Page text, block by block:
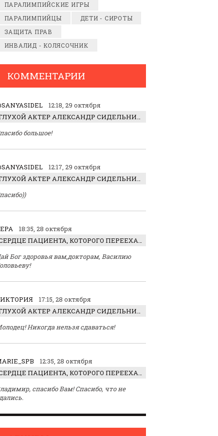
ПАРАЛИМПИЙСКИЕ ИГРЫ
ПАРАЛИМПИЙЦЫ
ДЕТИ - СИРОТЫ
ЗАЩИТА ПРАВ
ИНВАЛИД - КОЛЯСОЧНИК
КОММЕНТАРИИ
12:18, 29 октября
ГЛУХОЙ АКТЕР АЛЕКСАНДР СИДЕЛЬНИКОВ: «С НАСЛАЖДЕНИЕМ ИГРАЛ ОТРИЦАТЕЛЬНОГО ГЕРОЯ!»
большое!
12:17, 29 октября
ГЛУХОЙ АКТЕР АЛЕКСАНДР СИДЕЛЬНИКОВ: «С НАСЛАЖДЕНИЕМ ИГРАЛ ОТРИЦАТЕЛЬНОГО ГЕРОЯ!»
18:35, 28 октября
СЕРДЦЕ ПАЦИЕНТА, КОТОРОГО ПЕРЕЕХАЛ ТРАКТОР, ОБНАРУЖИЛИ… В ЖИВОТЕ
Бог здоровья вам,докторам, Василию
17:15, 28 октября
ГЛУХОЙ АКТЕР АЛЕКСАНДР СИДЕЛЬНИКОВ: «С НАСЛАЖДЕНИЕМ ИГРАЛ ОТРИЦАТЕЛЬНОГО ГЕРОЯ!»
Никогда нельзя сдаваться!
12:35, 28 октября
СЕРДЦЕ ПАЦИЕНТА, КОТОРОГО ПЕРЕЕХАЛ ТРАКТОР, ОБНАРУЖИЛИ… В ЖИВОТЕ
спасибо Вам! Спасибо, что не